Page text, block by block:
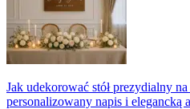
Jak udekorować stół prezydialny na
personalizowany napis i elegancką